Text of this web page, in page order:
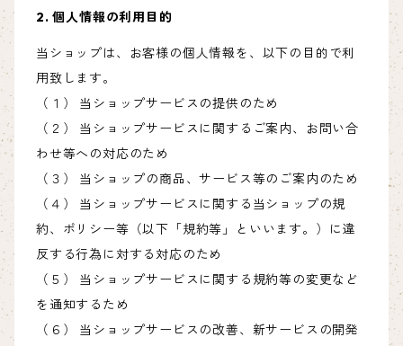
2. 個人情報の利用目的
当ショップは、お客様の個人情報を、以下の目的で利
用致します。
（１） 当ショップサービスの提供のため
（２） 当ショップサービスに関するご案内、お問い合
わせ等への対応のため
（３） 当ショップの商品、サービス等のご案内のため
（４） 当ショップサービスに関する当ショップの規
約、ポリシー等（以下「規約等」といいます。）に違
反する行為に対する対応のため
（５） 当ショップサービスに関する規約等の変更など
を通知するため
（６） 当ショップサービスの改善、新サービスの開発